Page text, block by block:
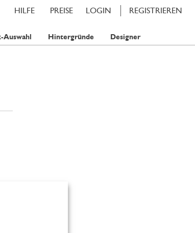
LOGIN REGISTRIEREN
PREISE
HILFE
Auswahl Hintergründe Designer